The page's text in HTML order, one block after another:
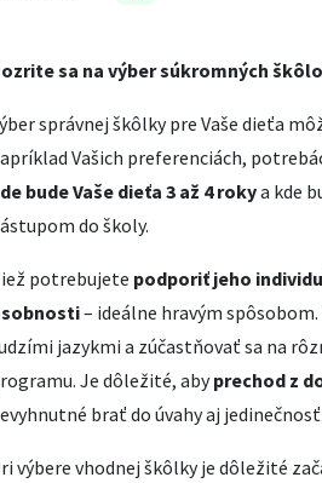
sa na výber súkromných
správnej škôlky pre Vaše dieťa
Vašich preferenciách,
bude Vaše dieťa 3 až 4 rokya kde
do školy.
potrebujete podporiť jeho
– ideálne hravým
jazykmi a zúčastňovať sa na
Je dôležité, abyprechod z
brať do úvahy aj
výbere vhodnej škôlky je dôležité